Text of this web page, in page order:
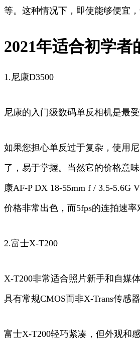
等。这种情况下，即使能够便宜
2021年适合初学者
1.尼康D3500
尼康的入门级数码单反相机是最
如果您担心单反过于复杂，使用
了，易于掌握。当然它的价格意
康AF-P DX 18-55mm f / 3.5-
价格非常出色，而5fps的连拍速
2.富士X-T200
X-T200非常适合照片新手和自媒
具有常规CMOS而非X-Trans传感器
富士X-T200轻巧紧凑，但外观和